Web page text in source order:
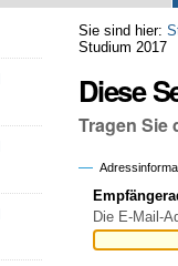
Sie sind hier:
Studium 2017
Diese
Tragen Sie
Die E-Mail-